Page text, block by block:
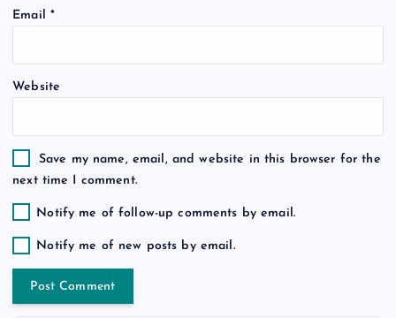
Email *
Website
Save my name, email, and website in this browser for the
next time I comment.
Notify me of follow-up comments by email.
Notify me of new posts by email.